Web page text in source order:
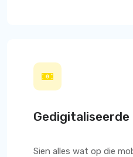
Gedigitaliseerde
Sien alles wat op die